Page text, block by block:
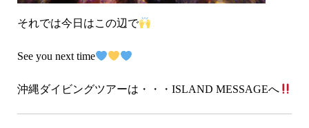
それでは今日はこの辺で
See you next time
沖縄ダイビングツアーは・・・ISLAND MESSAGEへ